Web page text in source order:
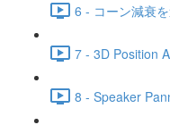
6 - コーン減衰
7 - 3D Position
8 - Speaker